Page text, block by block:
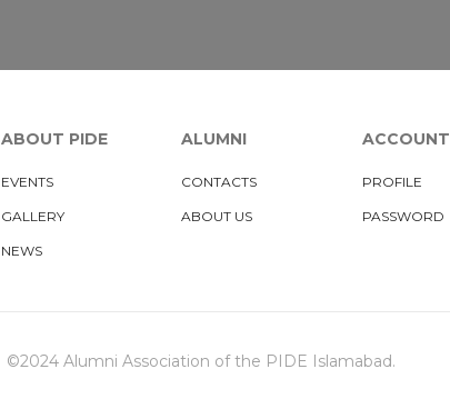
ABOUT PIDE
EVENTS
GALLERY
NEWS
ALUMNI
CONTACTS
ABOUT US
ACCOUNT
PROFILE
PASSWORD
©2024 Alumni Association of the PIDE Islamabad.